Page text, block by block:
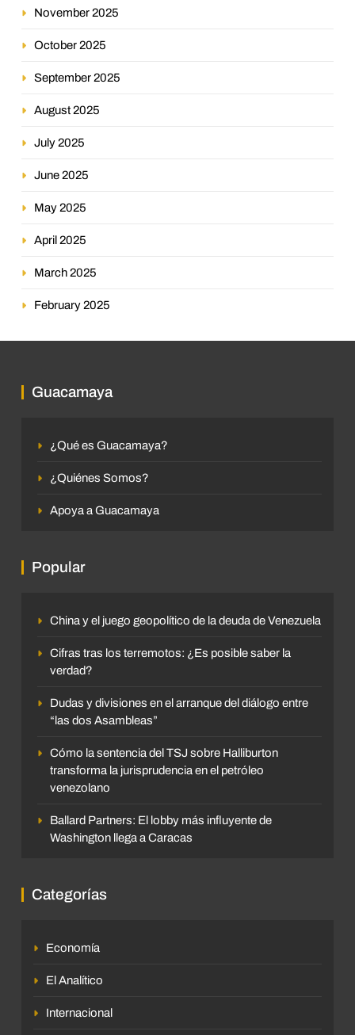
November 2025
October 2025
September 2025
August 2025
July 2025
June 2025
May 2025
April 2025
March 2025
February 2025
Guacamaya
¿Qué es Guacamaya?
¿Quiénes Somos?
Apoya a Guacamaya
Popular
China y el juego geopolítico de la deuda de Venezuela
Cifras tras los terremotos: ¿Es posible saber la
verdad?
Dudas y divisiones en el arranque del diálogo entre
“las dos Asambleas”
Cómo la sentencia del TSJ sobre Halliburton
transforma la jurisprudencia en el petróleo
venezolano
Ballard Partners: El lobby más influyente de
Washington llega a Caracas
Categorías
Economía
El Analítico
Internacional